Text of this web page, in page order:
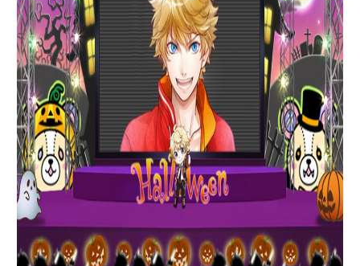
イベント・キャンペーン
ミュージック
グッズ・本
ギャラリー
アプリゲーム
イベント・キャンペーン
ミュージック
グッズ・本
ギャラリー